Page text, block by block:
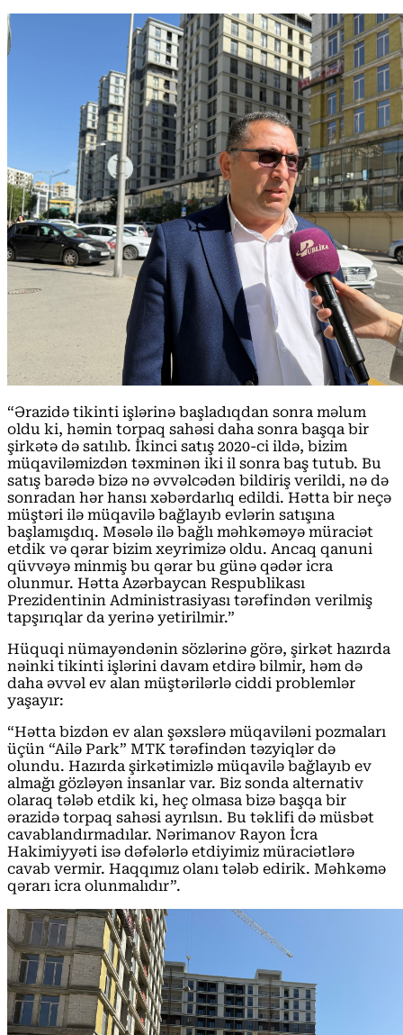
“Ərazidə tikinti işlərinə başladıqdan sonra məlum
oldu ki, həmin torpaq sahəsi daha sonra başqa bir
şirkətə də satılıb. İkinci satış 2020-ci ildə, bizim
müqaviləmizdən təxminən iki il sonra baş tutub. Bu
satış barədə bizə nə əvvəlcədən bildiriş verildi, nə də
sonradan hər hansı xəbərdarlıq edildi. Hətta bir neçə
müştəri ilə müqavilə bağlayıb evlərin satışına
başlamışdıq. Məsələ ilə bağlı məhkəməyə müraciət
etdik və qərar bizim xeyrimizə oldu. Ancaq qanuni
qüvvəyə minmiş bu qərar bu günə qədər icra
olunmur. Hətta Azərbaycan Respublikası
Prezidentinin Administrasiyası tərəfindən verilmiş
tapşırıqlar da yerinə yetirilmir.”
Hüquqi nümayəndənin sözlərinə görə, şirkət hazırda
nəinki tikinti işlərini davam etdirə bilmir, həm də
daha əvvəl ev alan müştərilərlə ciddi problemlər
yaşayır:
“Hətta bizdən ev alan şəxslərə müqaviləni pozmaları
üçün “Ailə Park” MTK tərəfindən təzyiqlər də
olundu. Hazırda şirkətimizlə müqavilə bağlayıb ev
almağı gözləyən insanlar var. Biz sonda alternativ
olaraq tələb etdik ki, heç olmasa bizə başqa bir
ərazidə torpaq sahəsi ayrılsın. Bu təklifi də müsbət
cavablandırmadılar. Nərimanov Rayon İcra
Hakimiyyəti isə dəfələrlə etdiyimiz müraciətlərə
cavab vermir. Haqqımız olanı tələb edirik. Məhkəmə
qərarı icra olunmalıdır”.